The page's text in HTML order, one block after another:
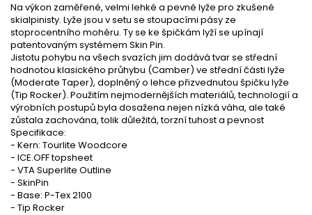
Na výkon zaměřené, velmi lehké a pevné lyže pro zkušené
skialpinisty. Lyže jsou v setu se stoupacími pásy ze
stoprocentního mohéru. Ty se ke špičkám lyží se upínají
patentovaným systémem Skin Pin.
Jistotu pohybu na všech svazích jim dodává tvar se střední
hodnotou klasického průhybu (Camber) ve střední části lyže
(Moderate Taper), doplněný o lehce přizvednutou špičku lyže
(Tip Rocker). Použitím nejmodernějších materiálů, technologií a
výrobních postupů byla dosažena nejen nízká váha, ale také
zůstala zachována, tolik důležitá, torzní tuhost a pevnost
Specifikace:
- Kern: Tourlite Woodcore
- ICE.OFF topsheet
- VTA Superlite Outline
- SkinPin
- Base: P-Tex 2100
- Tip Rocker